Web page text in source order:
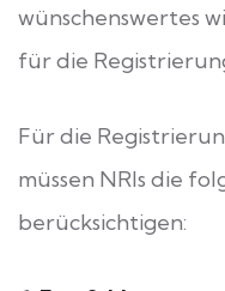
wünschenswertes
für die
Für die
müssen NRIs die
berücksichtigen: